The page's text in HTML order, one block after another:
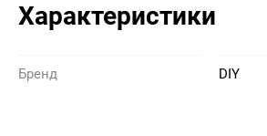
Характеристики
Бренд DIY